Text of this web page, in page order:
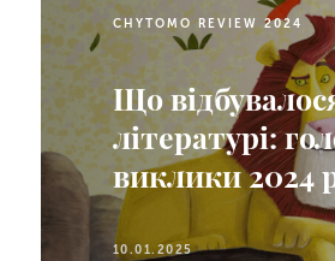
CHYTOMO REVIEW 2024
Що
літературі:
виклики 2024
10.01.2025